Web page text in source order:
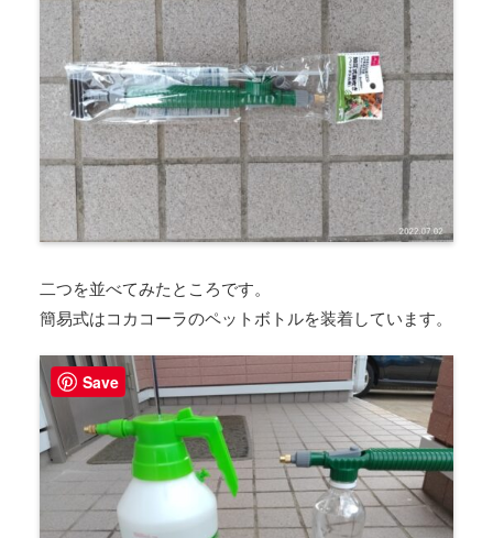
二つを並べてみたところです。
簡易式はコカコーラのペットボトルを装着しています。
Save